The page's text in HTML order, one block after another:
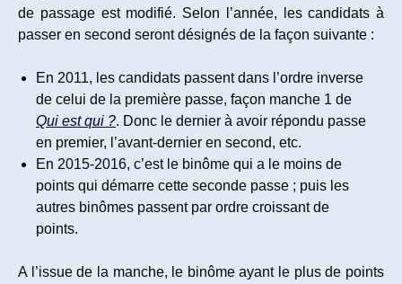
de passage est modifié. Selon l’année, les candidats à
passer en second seront désignés de la façon suivante :
En 2011, les candidats passent dans l’ordre inverse
de celui de la première passe, façon manche 1 de
Qui est qui ?. Donc le dernier à avoir répondu passe
en premier, l’avant-dernier en second, etc.
En 2015-2016, c’est le binôme qui a le moins de
points qui démarre cette seconde passe ; puis les
autres binômes passent par ordre croissant de
points.
A l’issue de la manche, le binôme ayant le plus de points